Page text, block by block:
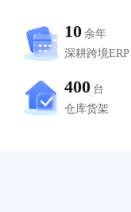
10 余年
深耕跨境ERP
400 台
仓库货架